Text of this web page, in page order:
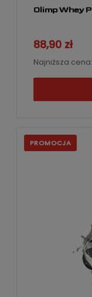
Olimp Whey
88,90 zł
Najniższa cena:
PROMOCJA